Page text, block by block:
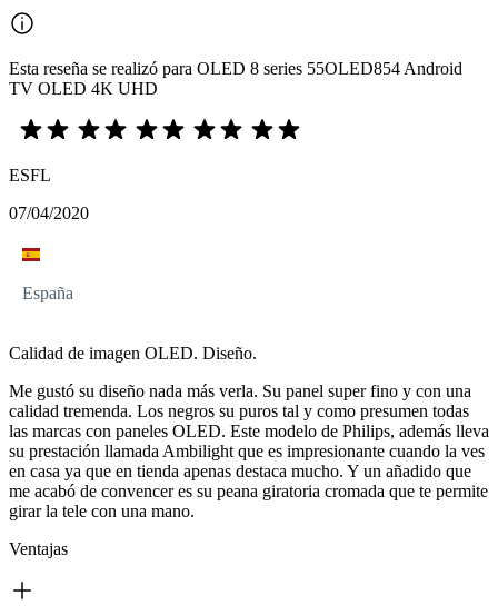
Esta reseña se realizó para OLED 8 series 55OLED854 Android
TV OLED 4K UHD
ESFL
07/04/2020
España
Calidad de imagen OLED. Diseño.
Me gustó su diseño nada más verla. Su panel super fino y con una
calidad tremenda. Los negros su puros tal y como presumen todas
las marcas con paneles OLED. Este modelo de Philips, además lleva
su prestación llamada Ambilight que es impresionante cuando la ves
en casa ya que en tienda apenas destaca mucho. Y un añadido que
me acabó de convencer es su peana giratoria cromada que te permite
girar la tele con una mano.
Ventajas